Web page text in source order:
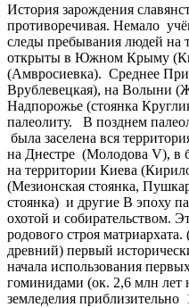
История зарождения
противоречивая. Немало
следы пребывания людей
открыты в Южном Крыму
(Амвросиевка). Среднее
Врублевецкая), на Волыни
Надпорожье (стоянка
палеолиту. В позднем
была заселена вся
на Днестре (Молодова V), в
на территории Киева
(Мезионская стоянка,
стоянка) и другие В эпоху
охотой и собирательством.
родового строя
древний) первый
начала использования
гоминидами (ок. 2,6 млн лет
земледелия приблизительно